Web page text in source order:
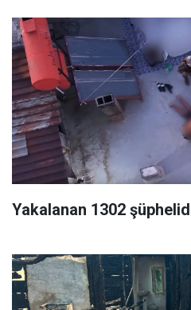
Yakalanan 1302